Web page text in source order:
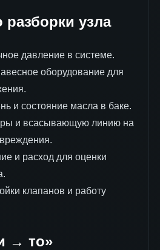
узла
давление в системе.
оборудование для
и состояние масла в баке.
и всасывающую линию на
и расход для оценки
клапанов и работу
→ то»